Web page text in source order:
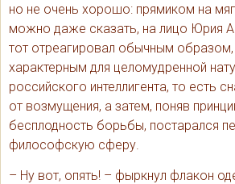
но не очень хорошо: прямиком на
можно даже сказать, на лицо Юрия
тот отреагировал обычным
характерным для целомудренной
российского интеллигента, то есть
от возмущения, а затем, поняв
бесплодность борьбы, постарался
философскую сферу.
– Ну вот, опять! – фыркнул флакон